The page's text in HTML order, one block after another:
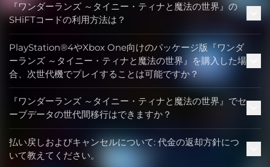
『ワンダーランズ ～タイニー・ティナと魔法の世界』の
SHiFTコードの利用方法は？
PlayStation®4やXbox One向けのパッケージ版『ワンダ
ーランズ ～タイニー・ティナと魔法の世界』を購入した場
合、次世代機でプレイすることは可能ですか？
『ワンダーランズ ～タイニー・ティナと魔法の世界』でセ
ーブデータの世代間移行はできますか？
払い戻しおよびキャンセルについて: 代金の返却方針につ
いて教えてください。